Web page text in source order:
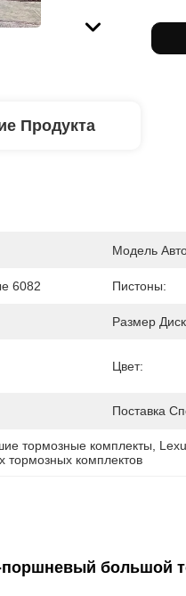
Продукта
Модель
6082 Пистоны:
Размер
Цвет:
Поставка
тормозные комплекты
комплектов
большой